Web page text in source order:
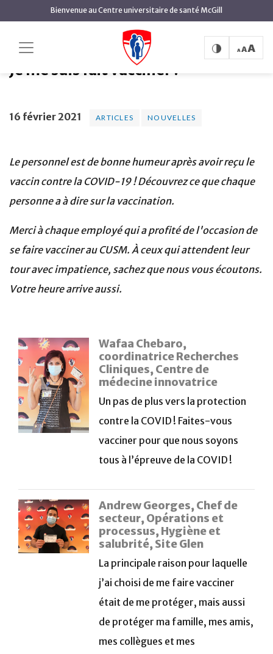
principal
Bienvenue au Centre universitaire de santé McGill
Articles Je me suis fait vacciner !
Je me suis fait vacciner !
16 février 2021 ARTICLES NOUVELLES
Le personnel est de bonne humeur après avoir reçu le
vaccin contre la COVID-19 ! Découvrez ce que chaque
personne a à dire sur la vaccination.
Merci à chaque employé qui a profité de l'occasion de
se faire vacciner au CUSM. À ceux qui attendent leur
tour avec impatience, sachez que nous vous écoutons.
Votre heure arrive aussi.
Wafaa Chebaro,
coordinatrice Recherches
Cliniques, Centre de
médecine innovatrice
Un pas de plus vers la protection
contre la COVID ! Faites-vous
vacciner pour que nous soyons
tous à l’épreuve de la COVID !
Andrew Georges, Chef de
secteur, Opérations et
processus, Hygiène et
salubrité, Site Glen
La principale raison pour laquelle
j’ai choisi de me faire vacciner
était de me protéger, mais aussi
de protéger ma famille, mes amis,
mes collègues et mes